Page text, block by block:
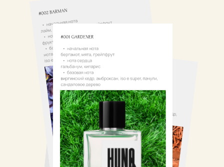
ОБРАТНЫЙ ЗВОНОК
CLIENTSUPPORT@SOULOFSCENT.RU
+7 (967) 132-96-44
MAX ДЗЕН
ВКОНТАКТЕ